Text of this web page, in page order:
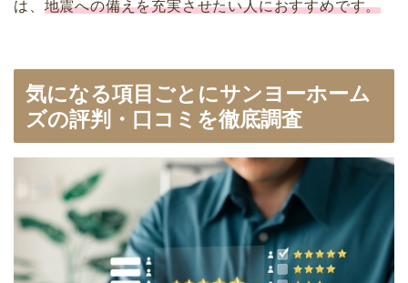
は、 地震への備えを充実させたい人におすすめです。
気になる項目ごとにサンヨーホーム
ズの評判・口コミを徹底調査